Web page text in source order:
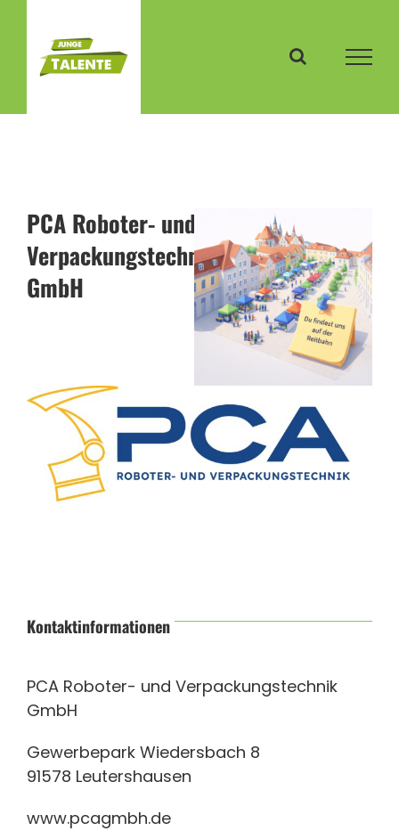
springen
PCA Roboter- und
Verpackungstechnik
GmbH
Kontaktinformationen
PCA Roboter- und Verpackungstechnik
GmbH
Gewerbepark Wiedersbach 8
91578 Leutershausen
www.pcagmbh.de